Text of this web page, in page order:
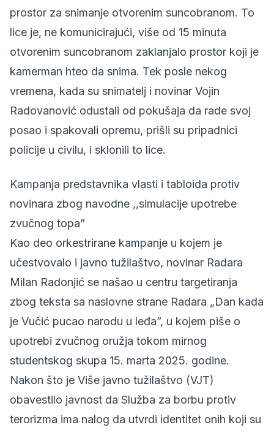
prostor za snimanje otvorenim suncobranom. To
lice je, ne komunicirajući, više od 15 minuta
otvorenim suncobranom zaklanjalo prostor koji je
kamerman hteo da snima. Tek posle nekog
vremena, kada su snimatelj i novinar Vojin
Radovanović odustali od pokušaja da rade svoj
posao i spakovali opremu, prišli su pripadnici
policije u civilu, i sklonili to lice.
Kampanja predstavnika vlasti i tabloida protiv
novinara zbog navodne ,,simulacije upotrebe
zvučnog topa”
Kao deo orkestrirane kampanje u kojem je
učestvovalo i javno tužilaštvo, novinar Radara
Milan Radonjić se našao u centru targetiranja
zbog teksta sa naslovne strane Radara „Dan kada
je Vučić pucao narodu u leđa”, u kojem piše o
upotrebi zvučnog oružja tokom mirnog
studentskog skupa 15. marta 2025. godine.
Nakon što je Više javno tužilaštvo (VJT)
obavestilo javnost da Služba za borbu protiv
terorizma ima nalog da utvrdi identitet onih koji su